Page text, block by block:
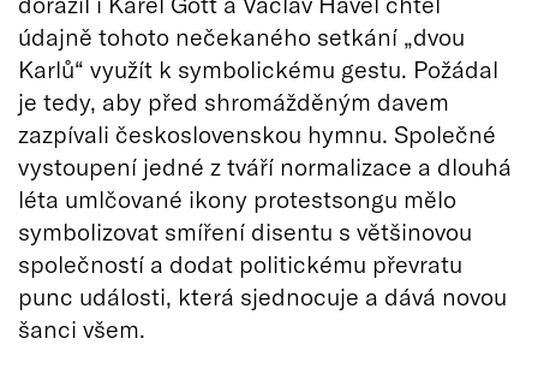
údajně tohoto nečekaného setkání „dvou
Karlů“ využít k symbolickému gestu. Požádal
je tedy, aby před shromážděným davem
zazpívali československou hymnu. Společné
vystoupení jedné z tváří normalizace a dlouhá
léta umlčované ikony protestsongu mělo
symbolizovat smíření disentu s většinovou
společností a dodat politickému převratu
punc události, která sjednocuje a dává novou
šanci všem.